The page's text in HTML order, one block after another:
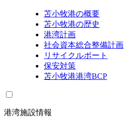
苫小牧港の概要
苫小牧港の歴史
港湾計画
社会資本総合整備計画
リサイクルポート
保安対策
苫小牧港港湾BCP
港湾施設情報